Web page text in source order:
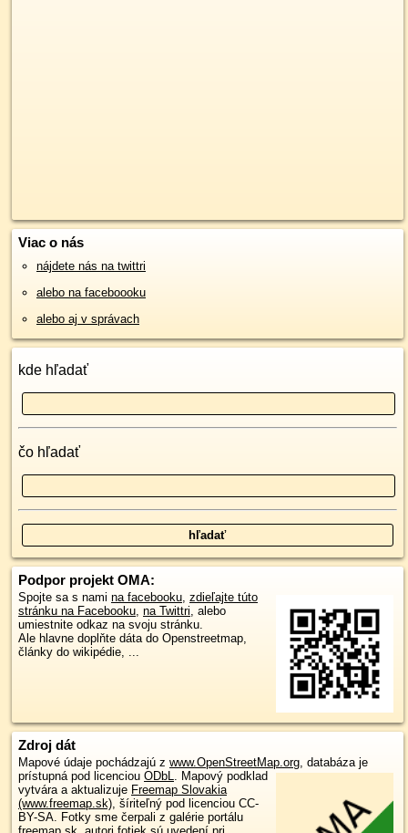
Viac o nás
nájdete nás na twittri
alebo na faceboooku
alebo aj v správach
kde hľadať
čo hľadať
Podpor projekt OMA:
Spojte sa s nami na facebooku, zdieľajte túto
stránku na Facebooku, na Twittri, alebo
umiestnite odkaz na svoju stránku.
Ale hlavne doplňte dáta do Openstreetmap,
články do wikipédie, ...
Zdroj dát
Mapové údaje pochádzajú z www.OpenStreetMap.org , databáza je
prístupná pod licenciou ODbL
Mapový podklad
vytvára a aktualizuje Freemap Slovakia
(www.freemap.sk) , šíriteľný pod licenciou CC-
BY-SA. Fotky sme čerpali z galérie portálu